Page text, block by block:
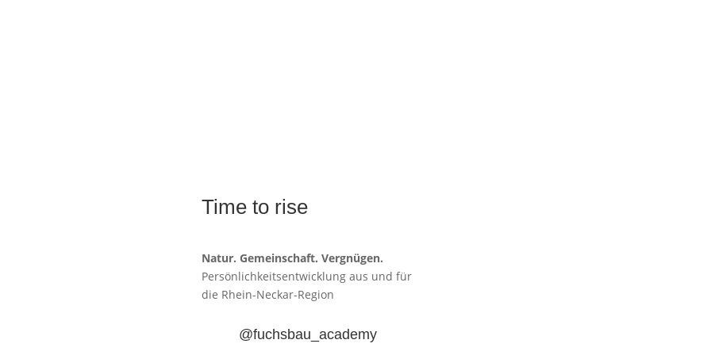
Time to rise
Natur. Gemeinschaft. Vergnügen.
Persönlichkeitsentwicklung aus und für
die Rhein-Neckar-Region
@fuchsbau_academy